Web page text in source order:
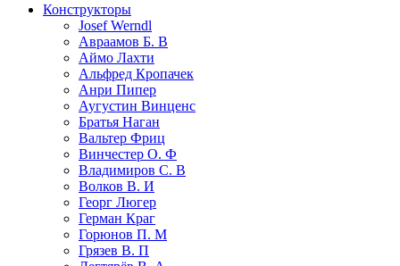
Конструкторы
Josef Werndl
Авраамов Б. В
Аймо Лахти
Альфред Кропачек
Анри Пипер
Аугустин Винценс
Братья Наган
Вальтер Фриц
Винчестер О. Ф
Владимиров С. В
Волков В. И
Георг Люгер
Герман Краг
Горюнов П. М
Грязев В. П